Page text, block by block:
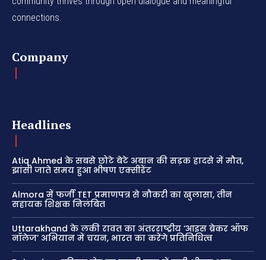
connections.
Company
Headlines
Atiq Ahmed के सबसे छोटे बेटे अबान की सड़क हादसे में मौत,
झांसी जाते समय हुआ भीषण एक्सीडेंट
Almora में फर्जी TET प्रमाणपत्र से नौकरी का खुलासा, तीन
सहायक शिक्षक निलंबित
Uttarakhand के लकी रावत का अंतरराष्ट्रीय ‘आइस ब्रेकर ऑफ
नॉलेज’ अभियान में चयन, भारत का करेंगे प्रतिनिधित्व